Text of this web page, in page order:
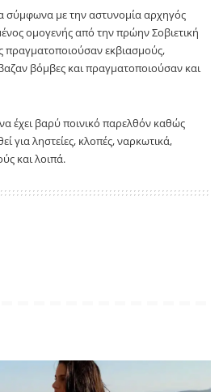
σύμφωνα με την αστυνομία αρχηγός
ομογενής από την πρώην Σοβιετική
πραγματοποιούσαν εκβιασμούς,
βόμβες και πραγματοποιούσαν και
έχει βαρύ ποινικό παρελθόν καθώς
για ληστείες, κλοπές, ναρκωτικά,
και λοιπά.